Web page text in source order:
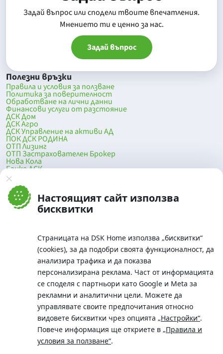
Настоящият сайт използва
бисквитки
Страницата на DSK Home използва „бисквитки“
(cookies), за да подобри своята функционалност, да
анализира трафика и да показва
персонализирана реклама. Част от информацията
се споделя с партньори като Google и Meta за
рекламни и аналитични цели. Можете да
управлявате своите предпочитания относно
видовете бисквитки чрез опцията „Настройки“.
Повече информация ще откриете в „Правила и
условия за ползване“.
Задай въпрос или сподели твоите впечатления.
Mнението ти е ценно за нас.
Задай въпрос
Полезни връзки
Правила и условия за ползване
Политика за поверителност
Обработване на лични данни
Финансови услуги от разстояние
ДСК Дом
ДСК Агро
ДСК Управление на активи АД
ПОК ДСК РОДИНА
ОТП Лизинг
ОТП Застрахователен Брокер
Нова Кола
Банка ДСК
DSK Mobile
Оферти за продажба от Банка ДСК
Клонова мрежа и банкомати
До началото на страницата
Телефон:
0700 10 375 / *2375
Московска No.19 / ул. Г. Бенковски No. 5, София 1036
SWIFT/BIC: